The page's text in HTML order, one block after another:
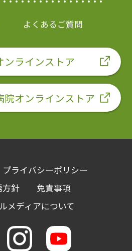
よくあるご質問
ンラインストア
院オンラインストア
プライバシーポリシー
方針
免責事項
メディアについて